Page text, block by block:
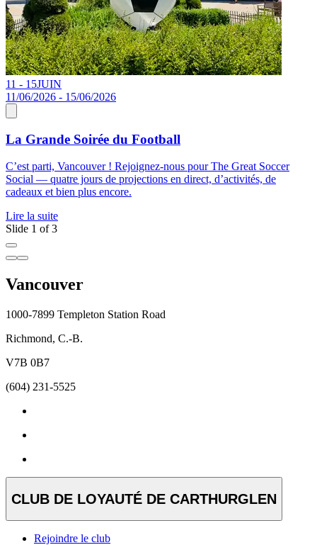
11 - 15JUIN
11/06/2026 - 15/06/2026
La Grande Soirée du Football
C’est parti, Vancouver ! Rejoignez-nous pour The Great Soccer
Social — quatre jours de projections en direct, d’activités, de
cadeaux et bien plus encore.
Lire la suite
Slide 1 of 3
Vancouver
1000-7899 Templeton Station Road
Richmond, C.-B.
V7B 0B7
(604) 231-5525
CLUB DE LOYAUTÉ DE CARTHURGLEN
Rejoindre le club